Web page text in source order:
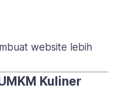
website lebih
Kuliner